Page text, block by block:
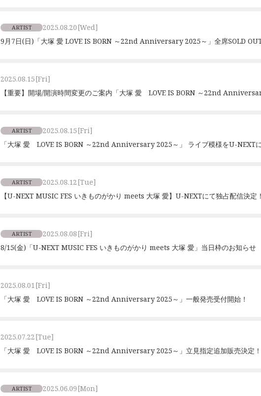
ARTIST 2025.08.20[Wed]
9月7日(日)「大塚 愛 LOVE IS BORN ～22nd Anniversary 2025～」全席SOLD
2025.08.15[Fri]
【重要】開場/開演時間変更のご案内「大塚 愛 LOVE IS BORN ～22nd
ARTIST 2025.08.15[Fri]
「大塚 愛 LOVE IS BORN ～22nd Anniversary 2025～」 ライブ模様をU-NEXT
ARTIST 2025.08.12[Tue]
【U-NEXT MUSIC FES いきものがかり meets 大塚 愛】U-NEXTにて独占配信決定！
ARTIST 2025.08.08[Fri]
8/15(金)「U-NEXT MUSIC FES いきものがかり meets 大塚 愛」当日枠のお知らせ
2025.08.01[Fri]
「大塚 愛 LOVE IS BORN ～22nd Anniversary 2025～」一般発売受付開始！
2025.07.22[Tue]
「大塚 愛 LOVE IS BORN ～22nd Anniversary 2025～」立見指定追加販売決定！
ARTIST 2025.06.09[Mon]